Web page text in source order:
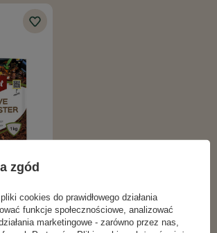
zgód
cookies do prawidłowego działania
funkcje społecznościowe, analizować
marketingowe - zarówno przez nas,